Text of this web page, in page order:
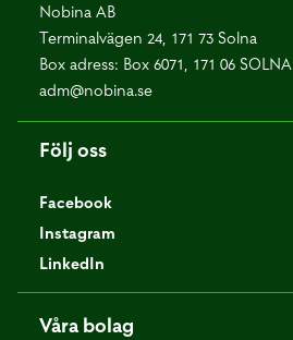
Nobina AB
Terminalvägen 24, 171 73 Solna
Box adress: Box 6071, 171 06 SOLNA
adm@nobina.se
Följ oss
Facebook
Instagram
LinkedIn
Våra bolag